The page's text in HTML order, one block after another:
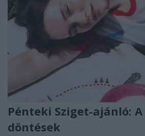
Pénteki Sziget-ajánló:
döntések